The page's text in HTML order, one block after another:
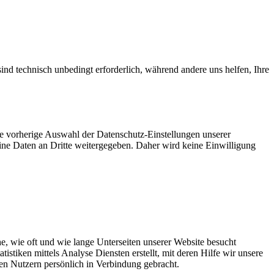
technisch unbedingt erforderlich, während andere uns helfen, Ihre
Auswahl der Datenschutz-Einstellungen unserer
Daten an Dritte weitergegeben. Daher wird keine Einwilligung
wie oft und wie lange Unterseiten unserer Website besucht
mittels Analyse Diensten erstellt, mit deren Hilfe wir unsere
Nutzern persönlich in Verbindung gebracht.